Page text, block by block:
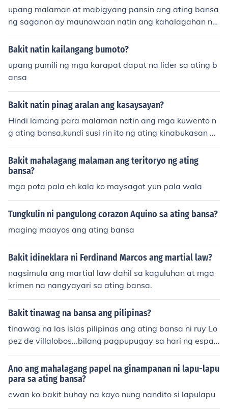
upang malaman at mabigyang pansin ang ating bansa
ng saganon ay maunawaan natin ang kahalagahan ng
ating bansa
Bakit natin kailangang bumoto?
upang pumili ng mga karapat dapat na lider sa ating b
ansa
Bakit natin pinag aralan ang kasaysayan?
Hindi lamang para malaman natin ang mga kuwento n
g ating bansa,kundi susi rin ito ng ating kinabukasan at
bilang gabay narin sa ating lahat.
Bakit mahalagang malaman ang teritoryo ng ating
bansa?
mga pota pala eh kala ko maysagot yun pala wala
Tungkulin ni pangulong corazon Aquino sa ating bansa?
maging maayos ang ating bansa
Bakit idineklara ni Ferdinand Marcos ang martial law?
nagsimula ang martial law dahil sa kaguluhan at mga
krimen na nangyayari sa ating bansa.
Bakit tinawag na bansa ang pilipinas?
tinawag na las islas pilipinas ang ating bansa ni ruy Lo
pez de villalobos...bilang pagpupugay sa hari ng espan
ya na si king Philip 2....
Ano ang mahalagang papel na ginampanan ni lapu-lapu
para sa ating bansa?
ewan ko bakit buhay na kayo nung nandito si lapulapu